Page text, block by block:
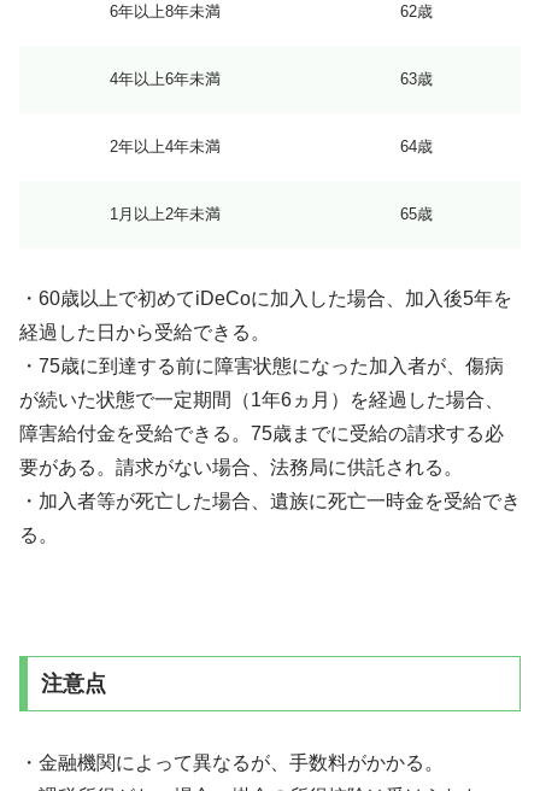
6年以上8年未満 62歳
4年以上6年未満 63歳
2年以上4年未満 64歳
1月以上2年未満 65歳
・60歳以上で初めてiDeCoに加入した場合、加入後5年を
経過した日から受給できる。
・75歳に到達する前に障害状態になった加入者が、傷病
が続いた状態で一定期間（1年6ヵ月）を経過した場合、
障害給付金を受給できる。75歳までに受給の請求する必
要がある。請求がない場合、法務局に供託される。
・加入者等が死亡した場合、遺族に死亡一時金を受給でき
る。
注意点
・金融機関によって異なるが、手数料がかかる。